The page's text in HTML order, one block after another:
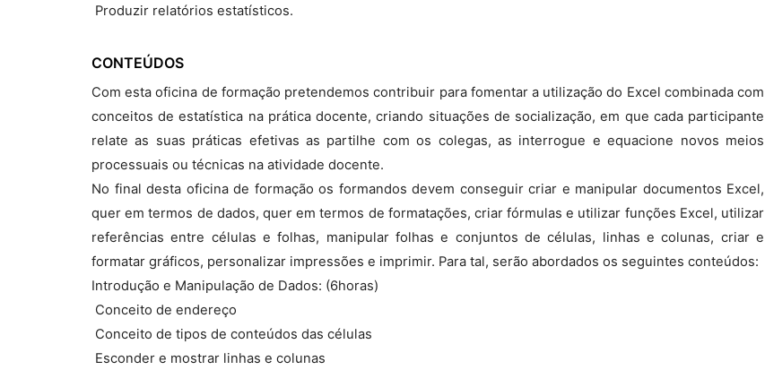
 Produzir relatórios estatísticos.
CONTEÚDOS
Com esta oficina de formação pretendemos contribuir para fomentar a utilização do Excel combinada com
conceitos de estatística na prática docente, criando situações de socialização, em que cada participante
relate as suas práticas efetivas as partilhe com os colegas, as interrogue e equacione novos meios
processuais ou técnicas na atividade docente.
No final desta oficina de formação os formandos devem conseguir criar e manipular documentos Excel,
quer em termos de dados, quer em termos de formatações, criar fórmulas e utilizar funções Excel, utilizar
referências entre células e folhas, manipular folhas e conjuntos de células, linhas e colunas, criar e
formatar gráficos, personalizar impressões e imprimir. Para tal, serão abordados os seguintes conteúdos:
Introdução e Manipulação de Dados: (6horas)
 Conceito de endereço
 Conceito de tipos de conteúdos das células
 Esconder e mostrar linhas e colunas